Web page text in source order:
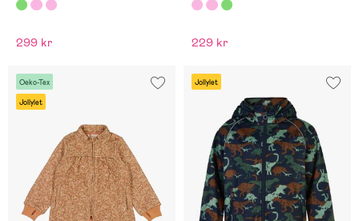
299 kr 229 kr
Oeko-Tex
Jollylet
Jollylet